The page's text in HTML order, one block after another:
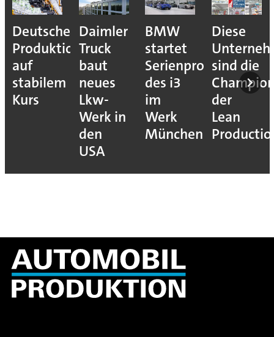
Deutsche
Produktion
auf
stabilem
Kurs
Daimler
Truck
baut
neues
Lkw-
Werk in
den
USA
BMW
startet
Serienproduktion
des i3
im
Werk
München
Diese
sind die
der
Lean